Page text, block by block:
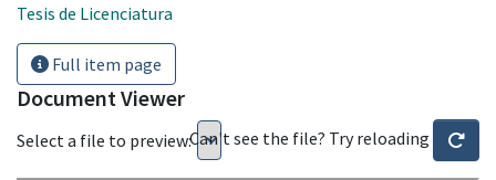
Tesis de Licenciatura
Full item page
Document Viewer
Select a file to preview:Can't see the file? Try reloading